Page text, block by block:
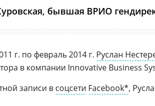
бывшая ВРИО
г. по февраль 2014 г. Руслан
в компании Innovative Business
записи в соцсети Facebook*,